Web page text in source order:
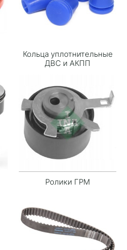
Кольца уплотнительные
ДВС и АКПП
Ролики ГРМ